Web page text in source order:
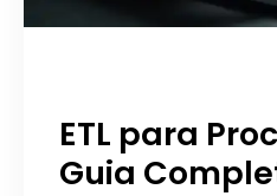
ETL para
Guia